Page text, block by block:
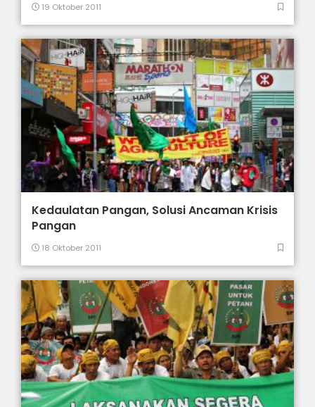
19 Oktober 2011
Kedaulatan Pangan, Solusi Ancaman Krisis
Pangan
18 Oktober 2011